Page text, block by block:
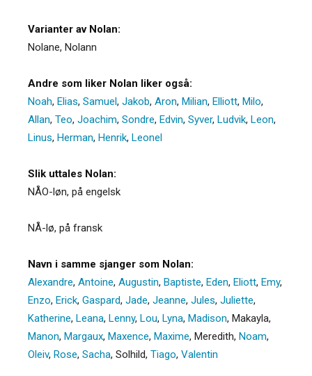
Varianter av Nolan:
Nolane, Nolann
Andre som liker Nolan liker også:
Noah, Elias, Samuel, Jakob, Aron, Milian, Elliott, Milo,
Allan, Teo, Joachim, Sondre, Edvin, Syver, Ludvik, Leon,
Linus, Herman, Henrik, Leonel
Slik uttales Nolan:
NÅO-løn, på engelsk
NÅ-lø, på fransk
Navn i samme sjanger som Nolan:
Alexandre, Antoine, Augustin, Baptiste, Eden, Eliott, Emy,
Enzo, Erick, Gaspard, Jade, Jeanne, Jules, Juliette,
Katherine, Leana, Lenny, Lou, Lyna, Madison, Makayla,
Manon, Margaux, Maxence, Maxime, Meredith, Noam,
Oleiv, Rose, Sacha, Solhild, Tiago, Valentin